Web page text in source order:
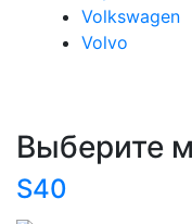
Volkswagen
Volvo
Выберите
S40